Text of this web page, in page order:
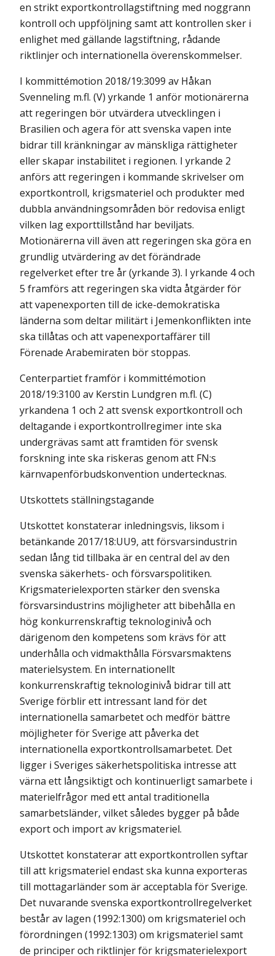
en strikt exportkontrollagstiftning med noggrann
kontroll och uppföljning samt att kontrollen sker i
enlighet med gällande lagstiftning, rådande
riktlinjer och internationella överenskommelser.
I kommittémotion 2018/19:3099 av Håkan
Svenneling m.fl. (V) yrkande 1 anför motionärerna
att regeringen bör utvärdera utvecklingen i
Brasilien och agera för att svenska vapen inte
bidrar till kränkningar av mänskliga rättigheter
eller skapar instabilitet i regionen. I yrkande 2
anförs att regeringen i kommande skrivelser om
exportkontroll, krigsmateriel och produkter med
dubbla användningsområden bör redovisa enligt
vilken lag exporttillstånd har beviljats.
Motionärerna vill även att regeringen ska göra en
grundlig utvärdering av det förändrade
regelverket efter tre år (yrkande 3). I yrkande 4 och
5 framförs att regeringen ska vidta åtgärder för
att vapenexporten till de icke-demokratiska
länderna som deltar militärt i Jemenkonflikten inte
ska tillåtas och att vapenexportaffärer till
Förenade Arabemiraten bör stoppas.
Centerpartiet framför i kommittémotion
2018/19:3100 av Kerstin Lundgren m.fl. (C)
yrkandena 1 och 2 att svensk exportkontroll och
deltagande i exportkontrollregimer inte ska
undergrävas samt att framtiden för svensk
forskning inte ska riskeras genom att FN:s
kärnvapenförbudskonvention undertecknas.
Utskottets ställningstagande
Utskottet konstaterar inledningsvis, liksom i
betänkande 2017/18:UU9, att försvarsindustrin
sedan lång tid tillbaka är en central del av den
svenska säkerhets- och försvarspolitiken.
Krigsmaterielexporten stärker den svenska
försvarsindustrins möjligheter att bibehålla en
hög konkurrenskraftig teknologinivå och
därigenom den kompetens som krävs för att
underhålla och vidmakthålla Försvarsmaktens
materielsystem. En internationellt
konkurrenskraftig teknologinivå bidrar till att
Sverige förblir ett intressant land för det
internationella samarbetet och medför bättre
möjligheter för Sverige att påverka det
internationella exportkontrollsamarbetet. Det
ligger i Sveriges säkerhetspolitiska intresse att
värna ett långsiktigt och kontinuerligt samarbete i
materielfrågor med ett antal traditionella
samarbetsländer, vilket således bygger på både
export och import av krigsmateriel.
Utskottet konstaterar att exportkontrollen syftar
till att krigsmateriel endast ska kunna exporteras
till mottagarländer som är acceptabla för Sverige.
Det nuvarande svenska exportkontrollregelverket
består av lagen (1992:1300) om krigsmateriel och
förordningen (1992:1303) om krigsmateriel samt
de principer och riktlinjer för krigsmaterielexport